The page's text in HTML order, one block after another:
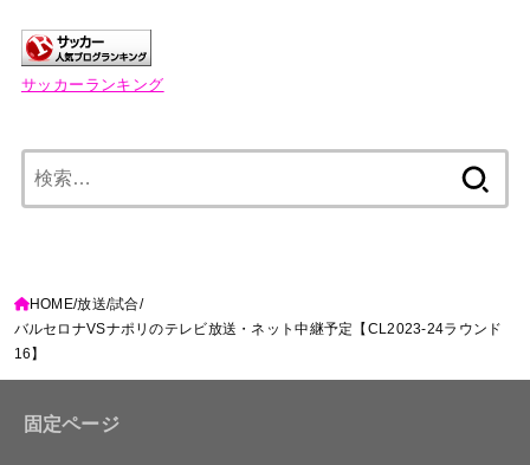
サッカーランキング
索:
HOME 放送 試合
バルセロナVSナポリのテレビ放送・ネット中継予定【CL2023-24ラウンド
16】
固定ページ